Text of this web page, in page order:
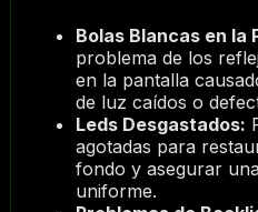
Bolas Blancas en la
problema de los
en la pantalla
de luz caídos o
Leds Desgastados:
agotadas para
fondo y asegurar
uniforme.